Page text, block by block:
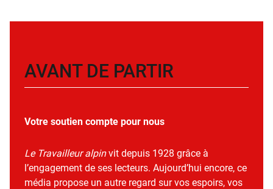
AVANT DE PARTIR
Votre soutien compte pour nous
Le Travailleur alpinvit depuis 1928 grâce à
l’engagement de ses lecteurs. Aujourd’hui encore, ce
média propose un autre regard sur vos espoirs, vos